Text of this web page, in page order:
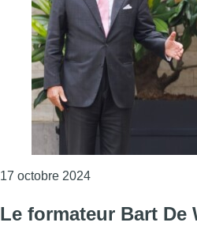
17 octobre 2024Consulter l'article
Le formateur Bart De